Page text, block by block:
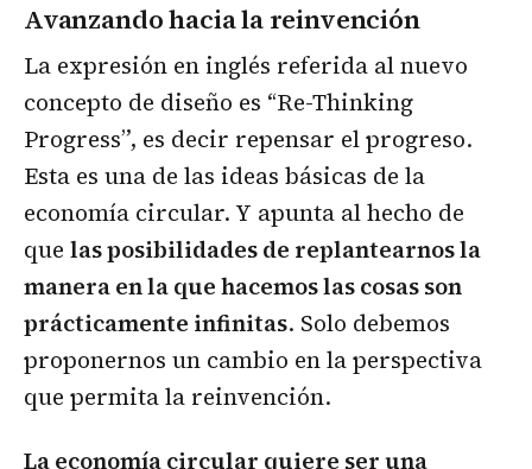
Avanzando hacia la reinvención
La expresión en inglés referida al nuevo
concepto de diseño es “Re-Thinking
Progress”, es decir repensar el progreso.
Esta es una de las ideas básicas de la
economía circular. Y apunta al hecho de
que las posibilidades de replantearnos la
manera en la que hacemos las cosas son
prácticamente infinitas. Solo debemos
proponernos un cambio en la perspectiva
que permita la reinvención.
La economía circular quiere ser una